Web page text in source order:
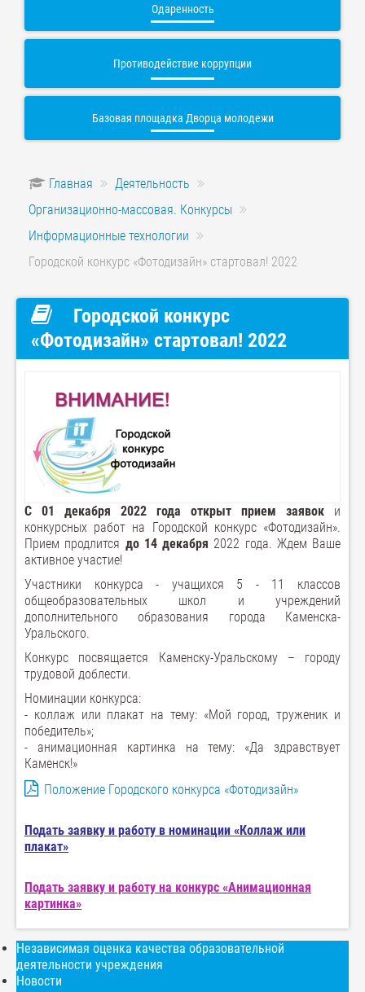
Одаренность
Противодействие коррупции
Базовая площадка Дворца молодежи
Главная
Деятельность
Организационно-массовая. Конкурсы
Информационные технологии
Городской конкурс «Фотодизайн» стартовал! 2022
Городской конкурс
«Фотодизайн» стартовал! 2022
С 01 декабря 2022 года открыт прием заявок и
конкурсных работ на Городской конкурс «Фотодизайн».
Прием продлится до 14 декабря 2022 года. Ждем Ваше
активное участие!
Участники конкурса - учащихся 5 - 11 классов
общеобразовательных школ и учреждений
дополнительного образования города Каменска-
Уральского.
Конкурс посвящается Каменску-Уральскому – городу
трудовой доблести.
Номинации конкурса:
­- коллаж или плакат на тему: «Мой город, труженик и
победитель»;
­- анимационная картинка на тему: «Да здравствует
Каменск!»
Положение Городского конкурса «Фотодизайн»
Подать заявку и работу в номинации «Коллаж или
плакат»
Подать заявку и работу на конкурс «Анимационная
картинка»
Независимая оценка качества образовательной
деятельности учреждения
Новости